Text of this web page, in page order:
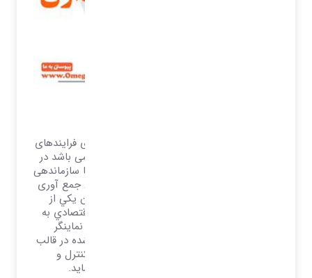
تمامی تلاش ها و برنامه ریزی ها و پیاده سازی فرایندهای
سیستمی بصورت عمده در جهت کسب سود می باشد در
واقع تمامی سیستم ها دپارتمان ها و بخش ها سازماندهی
می گردند تا به این هدف دست یابند بنابراین جمع آوری
اطلاعات مالي منسجم و به ‌هنگام را مي‌توان يكي از
مهم‌ترين دغدغه‌هاي سازمان‌ها و موسسات اقتصادي به
حساب آورد. چرا که باز خورد این اطلاعات نماینگر
مجموعه‌ي عمليات سازمان‌ها و موسسات ياد ‌شده در قالب
مقادير مالي است و زمينه‌هاي لازم براي كنترل و
برنامه‌ريزي‌هاي مديريت را مهيا مي‌ نماید.